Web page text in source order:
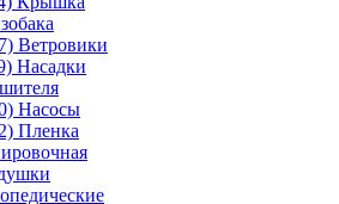
Ветровики
Насадки
Насосы
Пленка